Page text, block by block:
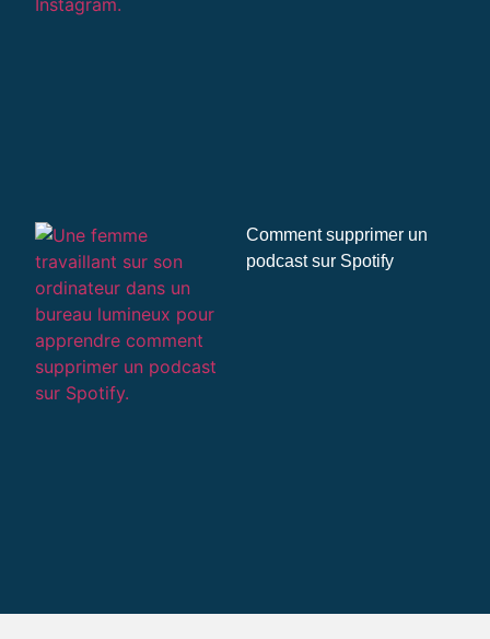
Comment supprimer un
podcast sur Spotify